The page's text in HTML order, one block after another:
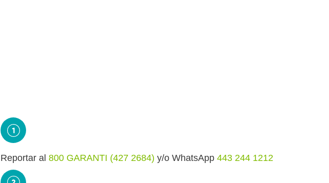
Reportar al 800 GARANTI (427 2684) y/o WhatsApp 443 244 1212